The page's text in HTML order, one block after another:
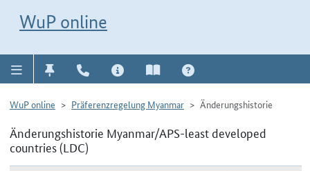
WuP online
WuP online Präferenzregelung Myanmar Änderungshistorie
Änderungshistorie Myanmar/APS-least developed
countries (LDC)